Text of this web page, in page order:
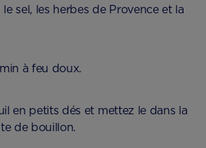
sel, les herbes de Provence et la
à feu doux.
en petits dés et mettez le dans la
de bouillon.